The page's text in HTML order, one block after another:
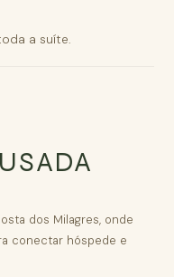
a suíte.
dos Milagres, onde
conectar hóspede e